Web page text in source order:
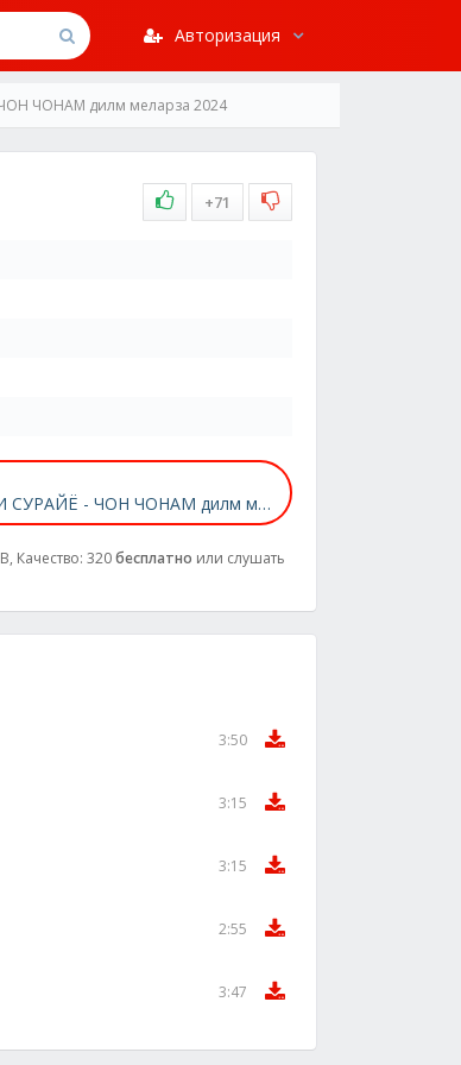
Авторизация
ЧОНАМ дилм меларза 2024
+71
ШАБНАМИ СУРАЙЁ - ЧОН ЧОНАМ дилм меларза 2024
Качество: 320бесплатно или слушать
3:50
3:15
3:15
2:55
3:47